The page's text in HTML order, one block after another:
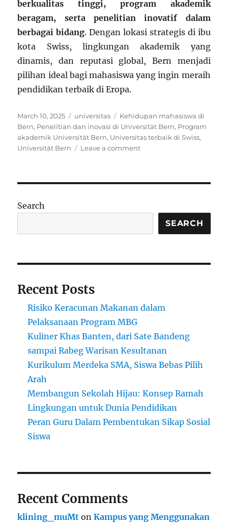
berkualitas tinggi, program akademik
beragam, serta penelitian inovatif dalam
berbagai bidang. Dengan lokasi strategis di ibu
kota Swiss, lingkungan akademik yang
dinamis, dan reputasi global, Bern menjadi
pilihan ideal bagi mahasiswa yang ingin meraih
pendidikan terbaik di Eropa.
Posted
on
March 10, 2025 Categories
universitas Tags
Kehidupan mahasiswa di
Bern, Penelitian dan inovasi di Universität Bern, Program
akademik Universität Bern, Universitas terbaik di Swiss,
Universität Bern
Leave a commenton
Program
Akademik
Search
SEARCH
Recent Posts
Risiko Keracunan Makanan dalam
Pelaksanaan Program MBG
Kuliner Khas Banten, dari Sate Bandeng
sampai Rabeg Warisan Kesultanan
Kurikulum Merdeka SMA, Siswa Bebas Pilih
Arah
Membangun Sekolah Hijau: Konsep Ramah
Lingkungan untuk Dunia Pendidikan
Peran Guru Dalam Pembentukan Sikap Sosial
Siswa
Recent Comments
klining_muMt onKampus yang Menggunakan